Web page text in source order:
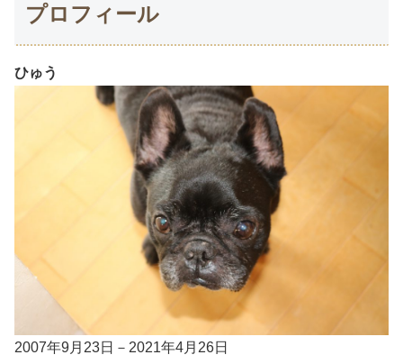
プロフィール
ひゅう
2007年9月23日－2021年4月26日